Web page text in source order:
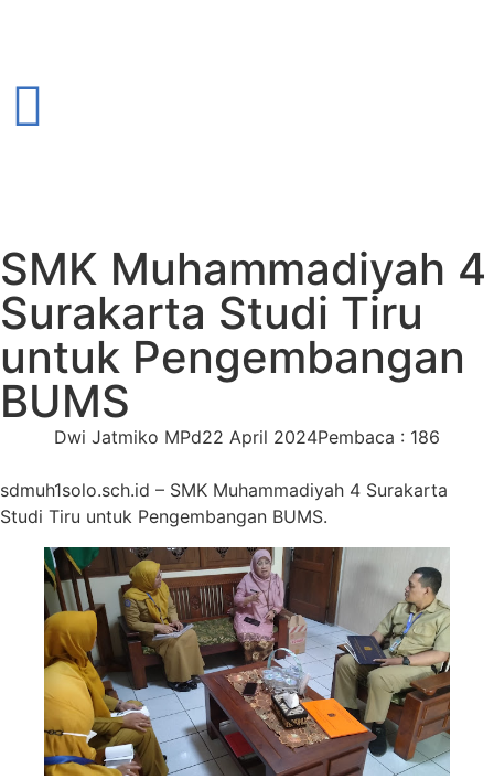
SMK Muhammadiyah 4
Surakarta Studi Tiru
untuk Pengembangan
BUMS
Dwi Jatmiko MPd22 April 2024Pembaca : 186
sdmuh1solo.sch.id – SMK Muhammadiyah 4 Surakarta
Studi Tiru untuk Pengembangan BUMS.